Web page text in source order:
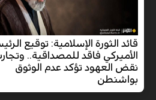
قائد الثورة الإسلامية: توقيع
الأميركي فاقد للمصداقية..
نقض العهود تؤكد عدم الوثوق
بواشنطن